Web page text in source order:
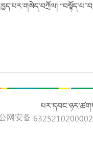
网安备